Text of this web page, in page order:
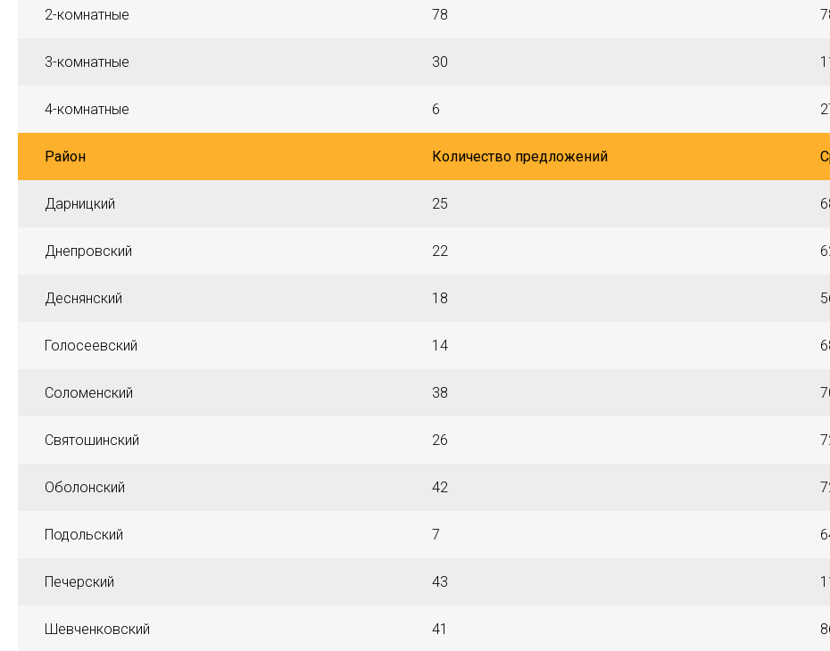
2-комнатные 78
3-комнатные 30
4-комнатные 6
Район Количество предложений
Дарницкий 25
Днепровский 22
Деснянский 18
Голосеевский 14
Соломенский 38
Святошинский 26
Оболонский 42
Подольский 7
Печерский 43
Шевченковский 41